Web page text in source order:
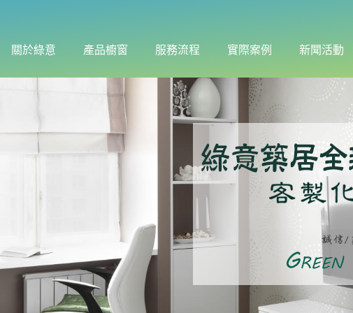
關於綠意 產品櫥窗 服務流程 實際案例 新聞活動